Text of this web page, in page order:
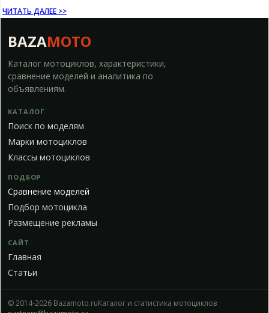
ЧИТАТЬ ДАЛЕЕ >>
BAZAMOTO
Каталог мотоциклов, характеристики,
сравнение моделей и аналитика по
объявлениям.
КАТАЛОГ
Поиск по моделям
Марки мотоциклов
Классы мотоциклов
ПОДБОР
Сравнение моделей
Подбор мотоцикла
Размещение рекламы
САЙТ
Главная
Статьи
© 2014-2026 Bazamoto.ruКаталог и статистика мотоциклов